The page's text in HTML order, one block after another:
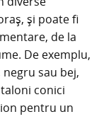
și poate fi
de la
De exemplu,
sau bej,
conici
pentru un